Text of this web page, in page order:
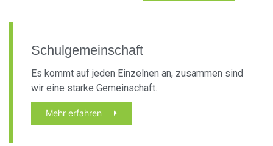
Schulgemeinschaft
Es kommt auf jeden Einzelnen an, zusammen sind
wir eine starke Gemeinschaft.
Mehr erfahren